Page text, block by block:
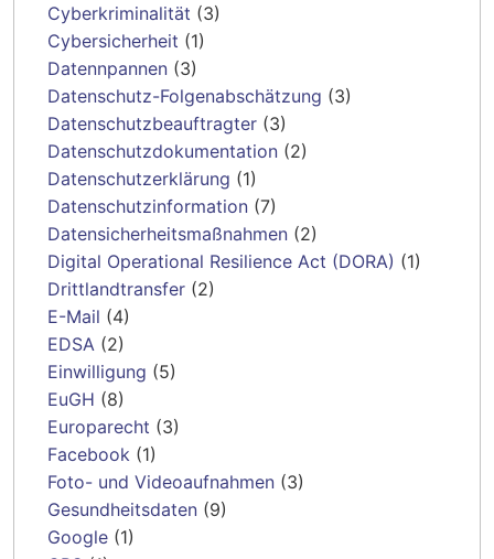
Cyberkriminalität (3)
Cybersicherheit (1)
Datennpannen (3)
Datenschutz-Folgenabschätzung (3)
Datenschutzbeauftragter (3)
Datenschutzdokumentation (2)
Datenschutzerklärung (1)
Datenschutzinformation (7)
Datensicherheitsmaßnahmen (2)
Digital Operational Resilience Act (DORA) (1)
Drittlandtransfer (2)
E-Mail (4)
EDSA (2)
Einwilligung (5)
EuGH (8)
Europarecht (3)
Facebook (1)
Foto- und Videoaufnahmen (3)
Gesundheitsdaten (9)
Google (1)